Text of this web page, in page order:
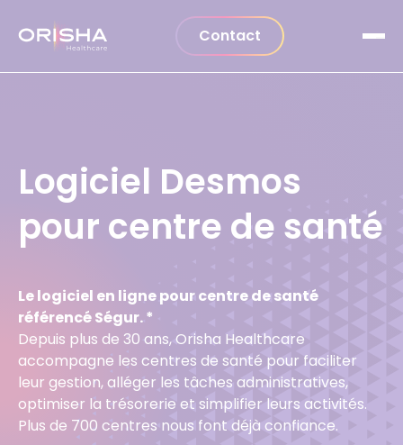
Contact
Logiciel Desmos
pour centre de santé
Le logiciel en ligne pour centre de santé
référencé Ségur. *
Depuis plus de 30 ans, Orisha Healthcare
accompagne les centres de santé pour faciliter
leur gestion, alléger les tâches administratives,
optimiser la trésorerie et simplifier leurs activités.
Plus de 700 centres nous font déjà confiance.